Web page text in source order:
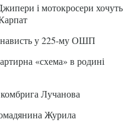
і мотокросери хочуть
у 225-му ОШП
«схема» в родині
Лучанова
Журила